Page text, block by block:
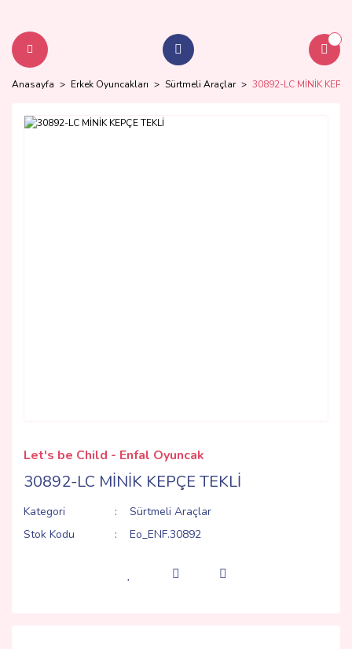
Anasayfa Erkek Oyuncakları Sürtmeli Araçlar 30892-LC MİNİK
Let's be Child - Enfal Oyuncak
30892-LC MİNİK KEPÇE TEKLİ
Kategori
Sürtmeli Araçlar
Stok Kodu
Eo_ENF.30892